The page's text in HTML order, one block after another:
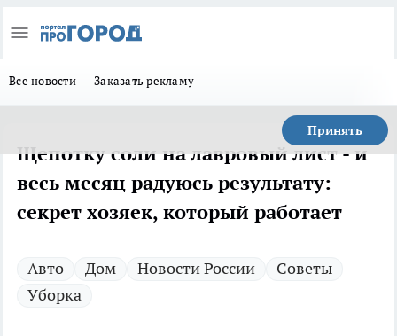
Все новости Заказать рекламу
Принять
Щепотку соли на лавровый лист - и
весь месяц радуюсь результату:
секрет хозяек, который работает
Авто Дом Новости России
Советы
Уборка